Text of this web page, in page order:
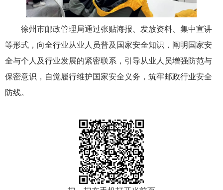
徐州市邮政管理局通过张贴海报、发放资料、集中宣讲
等形式，向全行业从业人员普及国家安全知识，阐明国家安
全与个人及行业发展的紧密联系，引导从业人员增强防范与
保密意识，自觉履行维护国家安全义务，筑牢邮政行业安全
防线。